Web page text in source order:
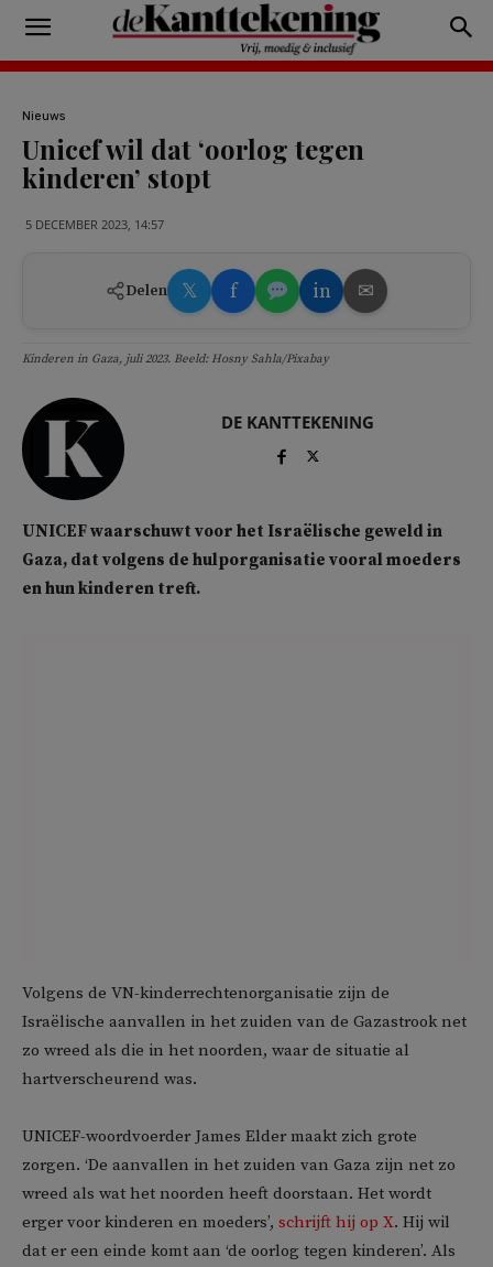
Nieuws
Unicef wil dat ‘oorlog tegen
kinderen’ stopt
5 DECEMBER 2023, 14:57
Delen 𝕏 f in ✉
Kinderen in Gaza, juli 2023. Beeld: Hosny Sahla/Pixabay
DE KANTTEKENING
UNICEF waarschuwt voor het Israëlische geweld in
Gaza, dat volgens de hulporganisatie vooral moeders
en hun kinderen treft.
Volgens de VN-kinderrechtenorganisatie zijn de
Israëlische aanvallen in het zuiden van de Gazastrook net
zo wreed als die in het noorden, waar de situatie al
hartverscheurend was.
UNICEF-woordvoerder James Elder maakt zich grote
zorgen. ‘De aanvallen in het zuiden van Gaza zijn net zo
wreed als wat het noorden heeft doorstaan. Het wordt
erger voor kinderen en moeders’, schrijft hij op X. Hij wil
dat er een einde komt aan ‘de oorlog tegen kinderen’. Als